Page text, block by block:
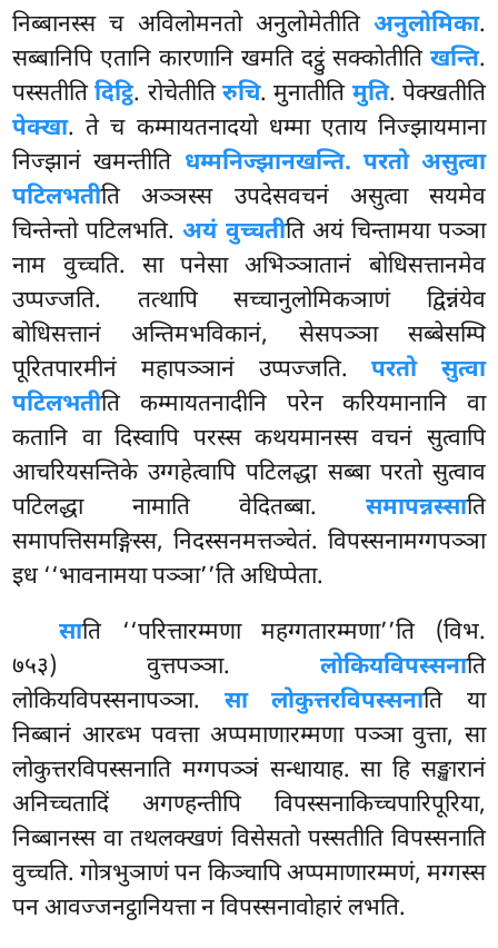
निब्बानस्स च अविलोमनतो अनुलोमेतीति अनुलोमिका.
सब्बानिपि एतानि कारणानि खमति दट्ठुं सक्कोतीति खन्ति.
पस्सतीतिदिट्ठि. रोचेतीतिरुचि. मुनातीति मुति. पेक्खतीति
पेक्खा. ते च कम्मायतनादयो धम्मा एताय निज्झायमाना
निज्झानं खमन्तीति धम्मनिज्झानखन्ति. परतो असुत्वा
पटिलभतीति अञ्ञस्स उपदेसवचनं असुत्वा सयमेव
चिन्तेन्तो पटिलभति.अयं वुच्चतीति अयं चिन्तामया पञ्ञा
नाम वुच्चति. सा पनेसा अभिञ्ञातानं बोधिसत्तानमेव
उप्पज्जति. तत्थापिसच्चानुलोमिकञाणं द्विन्नंयेव
बोधिसत्तानं अन्तिमभविकानं, सेसपञ्ञा सब्बेसम्पि
पूरितपारमीनं महापञ्ञानं उप्पज्जति.परतो सुत्वा
पटिलभतीति कम्मायतनादीनि परेन करियमानानि वा
कतानि वा दिस्वापि परस्स कथयमानस्स वचनं सुत्वापि
आचरियसन्तिके उग्गहेत्वापि पटिलद्धा सब्बा परतो सुत्वाव
पटिलद्धा नामाति वेदितब्बा. समापन्नस्साति
समापत्तिसमङ्गिस्स, निदस्सनमत्तञ्चेतं. विपस्सनामग्गपञ्ञा
इध ‘‘भावनामया पञ्ञा’’ति अधिप्पेता.
साति ‘‘परित्तारम्मणा महग्गतारम्मणा’’ति (विभ.
७५३) वुत्तपञ्ञा. लोकियविपस्सनाति
लोकियविपस्सनापञ्ञा. सा लोकुत्तरविपस्सनाति या
निब्बानं आरब्भ पवत्ता अप्पमाणारम्मणा पञ्ञा वुत्ता, सा
लोकुत्तरविपस्सनाति मग्गपञ्ञं सन्धायाह. सा हि सङ्खारानं
अनिच्चतादिं अगण्हन्तीपि विपस्सनाकिच्चपारिपूरिया,
निब्बानस्स वा तथलक्खणं विसेसतो पस्सतीति विपस्सनाति
वुच्चति. गोत्रभुञाणं पन किञ्चापि अप्पमाणारम्मणं, मग्गस्स
पन आवज्जनट्ठानियत्ता न विपस्सनावोहारं लभति.